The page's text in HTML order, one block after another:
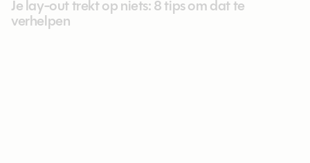
Je lay-out trekt op niets: 8 tips om dat te
verhelpen